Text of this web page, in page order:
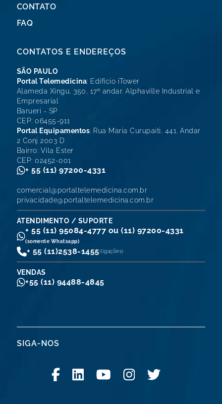
CONTATO
FAQ
CONTATOS E ENDEREÇOS
SÃO PAULO
Portal Telemedicina: Edifício iTower
Alameda Xingu, 350, 17º andar. Alphaville Industrial e
Empresarial
Barueri - SP
CEP: 06455-911
Portal Equipamentos: Rua Maria Curupaiti, 441. Andar
2 Conj 2003 D
Bairro: Vila Ester
CEP: 02452-001
+ 55 (11) 97200-4331
comercial@portaltelemedicina.com.br
privacidade@portaltelemedicina.com.br
ATENDIMENTO / SUPORTE
+ 55 (11) 95084-4777 ou (11) 97200-4331
(somente Whatsapp)
+ 55 (11)2538-1455(ligações)
VENDAS
+55 (11) 94488-4845
SIGA-NOS